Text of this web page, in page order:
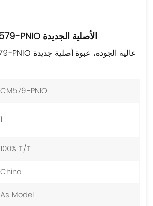
وحدة ABB CM579-PNIO الأصلية الجديدة
CM579-PNIO
1
100% T/T
China
As Model